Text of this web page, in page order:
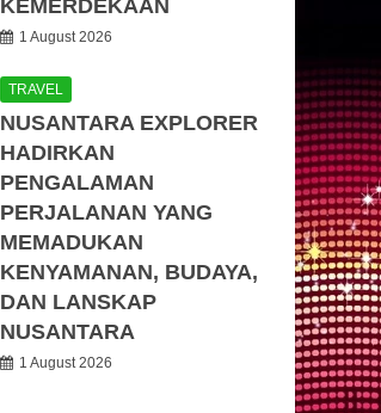
KEMERDEKAAN
1 August 2026
TRAVEL
NUSANTARA EXPLORER
HADIRKAN
PENGALAMAN
PERJALANAN YANG
MEMADUKAN
KENYAMANAN, BUDAYA,
DAN LANSKAP
NUSANTARA
1 August 2026